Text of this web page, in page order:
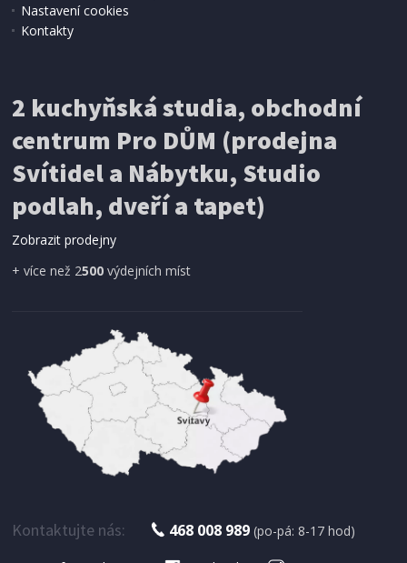
239 Kč Přidat do košíku
SÁČKY DO VYSAVAČE
Rowenta WB305140 Wonderbag Compact (5 ks)
Nastavení cookies
Kontakty
2 kuchyňská studia, obchodní
centrum Pro DŮM (prodejna
Svítidel a Nábytku, Studio
podlah, dveří a tapet)
Zobrazit prodejny
+ více než 2500 výdejních míst
Kontaktujte nás: 468 008 989 (po-pá: 8-17 hod)